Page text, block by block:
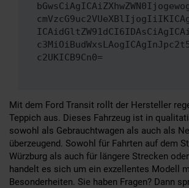
c2UKICB9Cn0=
Mit dem Ford Transit rollt der Hersteller
Teppich aus. Dieses Fahrzeug ist in
sowohl als Gebrauchtwagen als auch als
überzeugend. Sowohl für Fahrten auf dem
Würzburg als auch für längere Strecken
handelt es sich um ein exzellentes Modell
Besonderheiten. Sie haben Fragen? Dann